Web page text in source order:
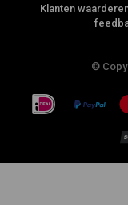
Klanten
©